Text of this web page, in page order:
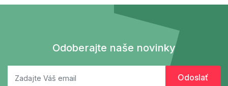
Odoberajte naše novinky